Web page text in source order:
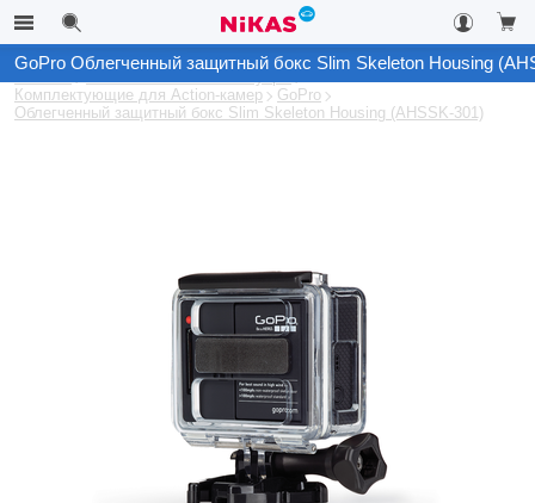
Автомобильные аксессуары
Комплектующие для Action-камер
GoPro
Облегченный защитный бокс Slim Skeleton Housing (AHSSK-301)
GoPro Облегченный защитный бокс Slim Skeleton Housing